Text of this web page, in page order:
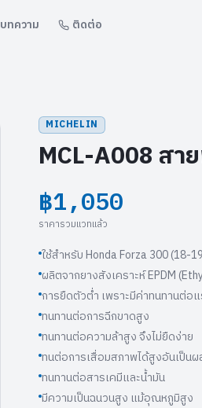
บทความ ติดต่อ
MICHELIN
MCL-A008 สา
฿1,050
ราคารวมแวทแล้ว
ใช้สำหรับ Honda Forza 300 (18-
ผลิตจากยางสังเคราะห์ EPDM
การยืดตัวตํ่า เพราะมีค่าทนทานต่
ทนทานต่อการฉีกขาดสูง
ทนทานต่อความล้าสูง จึงไม่ยืดง่าย
ทนต่อการเสื่อมสภาพได้สูงอันเป็น
ทนทานต่อสารเคมีและนํ้ามัน
มีความเป็นฉนวนสูง แม้อุณหภูมิสูง